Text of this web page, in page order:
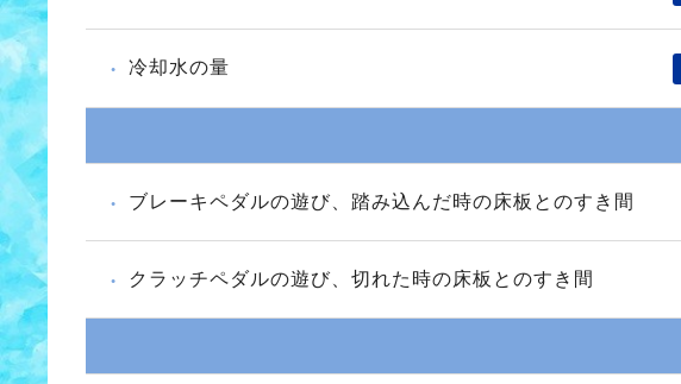
冷却水の量
ブレーキペダルの遊び、踏み込んだ時の床板とのすき間
クラッチペダルの遊び、切れた時の床板とのすき間